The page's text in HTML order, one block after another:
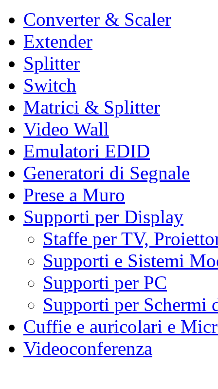
Converter & Scaler
Extender
Splitter
Switch
Matrici & Splitter
Video Wall
Emulatori EDID
Generatori di Segnale
Prese a Muro
Supporti per Display
Staffe per TV,
Supporti e Sistemi
Supporti per PC
Supporti per Schermi
Cuffie e auricolari e
Videoconferenza